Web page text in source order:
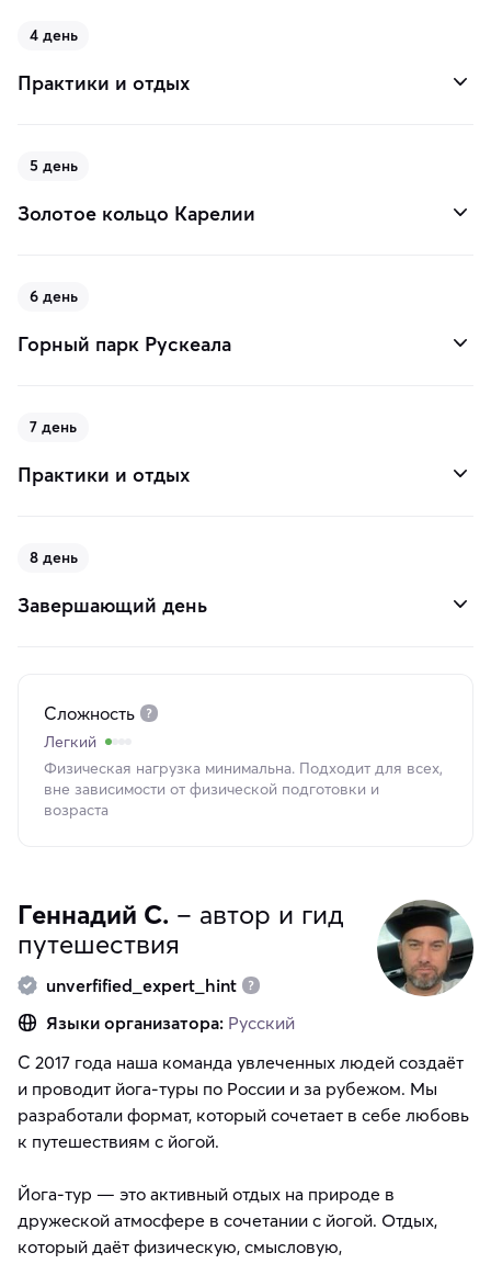
4 день
Практики и отдых
5 день
Золотое кольцо Карелии
6 день
Горный парк Рускеала
7 день
Практики и отдых
8 день
Завершающий день
Сложность
Легкий
Физическая нагрузка минимальна. Подходит для всех,
вне зависимости от физической подготовки и
возраста
Геннадий С. – автор и гид
путешествия
unverfified_expert_hint
Языки организатора: Русский
С 2017 года наша команда увлеченных людей создаёт
и проводит йога-туры по России и за рубежом. Мы
разработали формат, который сочетает в себе любовь
к путешествиям с йогой.
Йога-тур — это активный отдых на природе в
дружеской атмосфере в сочетании с йогой. Отдых,
который даёт физическую, смысловую,